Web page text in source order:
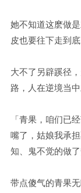
她不知道这麽做
皮也要往下走到底
大不了另辟蹊径
路，人在逆境当中
「青果，咱们已
嘴了，姑娘我承
知、鬼不觉的做了
带点傻气的青果